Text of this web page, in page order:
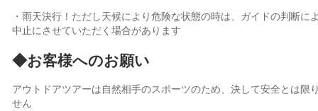
・雨天決行！ただし天候により危険な状態の時は、ガイドの判断に
中止にさせていただく場合があります
◆お客様へのお願い
アウトドアツアーは自然相手のスポーツのため、決して安全とは限
せん